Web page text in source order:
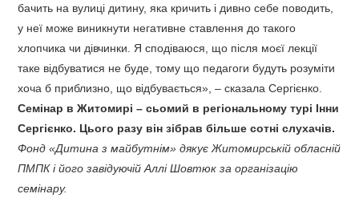
бачить на вулиці дитину, яка кричить і дивно себе поводить,
у неї може виникнути негативне ставлення до такого
хлопчика чи дівчинки. Я сподіваюся, що після моєї лекції
таке відбуватися не буде, тому що педагоги будуть розуміти
хоча б приблизно, що відбувається», – сказала Сергієнко.
Семінар в Житомирі – сьомий в регіональному турі Інни
Сергієнко. Цього разу він зібрав більше сотні слухачів.
Фонд «Дитина з майбутнім» дякує Житомирській обласній
ПМПК і його завідуючій Аллі Шовтюк за організацію
семінару.